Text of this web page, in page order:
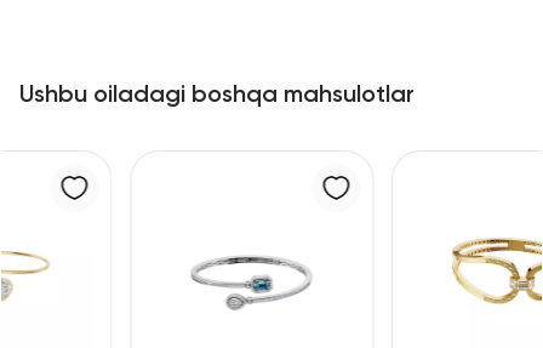
Ushbu oiladagi boshqa mahsulotlar